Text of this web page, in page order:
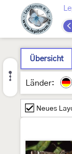
Übersicht
Länder:
Neues